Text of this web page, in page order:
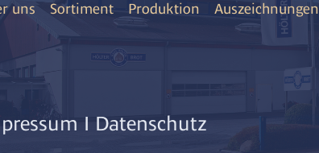
uns Sortiment Produktion Auszeichnungen
I Datenschutz